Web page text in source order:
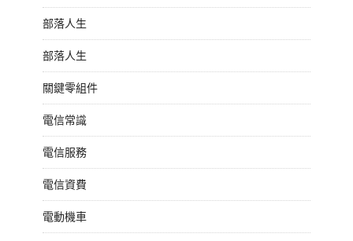
部落人生
部落人生
關鍵零組件
電信常識
電信服務
電信資費
電動機車